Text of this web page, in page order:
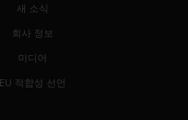
새 소식
회사 정보
미디어
EU 적합성 선언